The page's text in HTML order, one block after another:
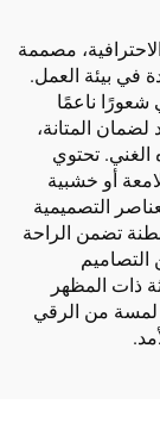
مصممة
في بيئة العمل.
ناعمًا
المتانة،
تحتوي
أو خشبية
التصميمية
تضمن الراحة
التصاميم
ذات المظهر
لمسة من الرقي